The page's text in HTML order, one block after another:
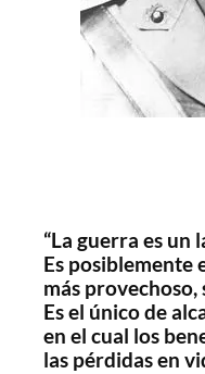
“La guerra es un
Es posiblemente
más provechoso,
Es el único de
en el cual los
las pérdidas en